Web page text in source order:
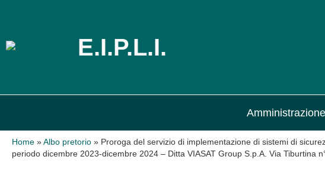
E.I.P.L.I.
Amministrazione
Home » Albo pretorio » Proroga del servizio di implementazione di sistemi di
periodo dicembre 2023-dicembre 2024 – Ditta VIASAT Group S.p.A. Via